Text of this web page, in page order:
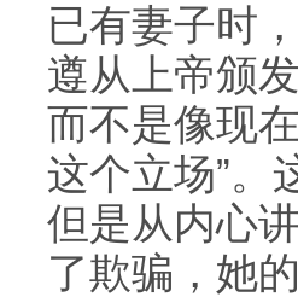
已有妻子时
遵从上帝颁
而不是像现
这个立场”。
但是从内心
了欺骗，她